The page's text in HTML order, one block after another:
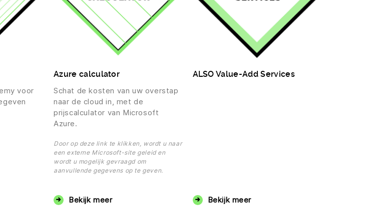
voor
Azure calculator
Schat de kosten van uw overstap
naar de cloud in, met de
prijscalculator van Microsoft
Azure.
Door op deze link te klikken, wordt u naar
een externe Microsoft-site geleid en
wordt u mogelijk gevraagd om
aanvullende gegevens op te geven.
Bekijk meer
ALSO Value-Add Services
Bekijk meer